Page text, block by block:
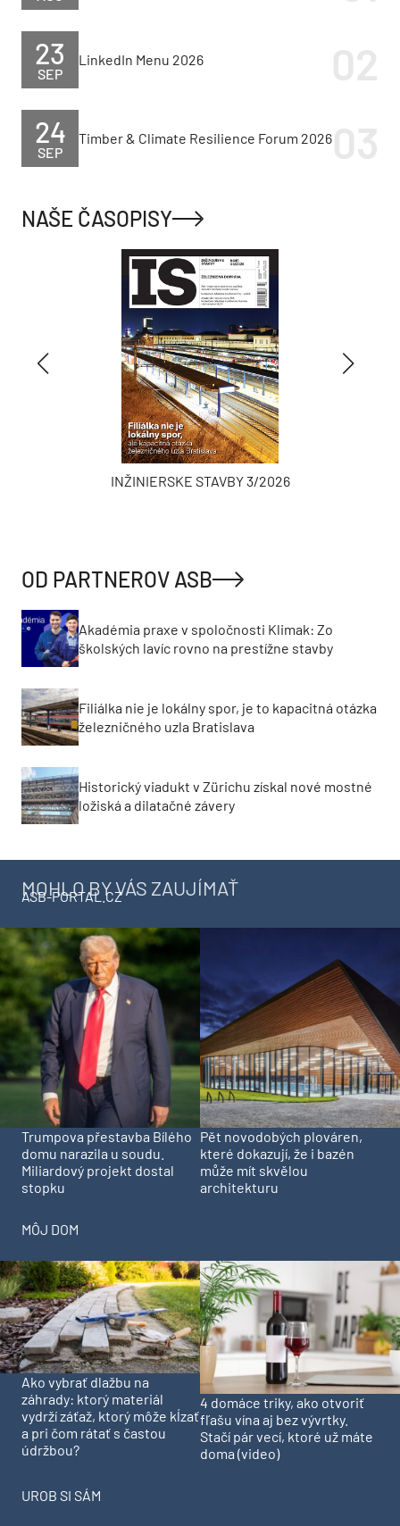
SEP
23 LinkedIn Menu 2026
SEP
24 Timber & Climate Resilience Forum 2026
NAŠE ČASOPISY
INŽINIERSKE STAVBY 3/2026
OD PARTNEROV ASB
Akadémia praxe v spoločnosti Klimak: Zo
školských lavíc rovno na prestížne stavby
Filiálka nie je lokálny spor, je to kapacitná otázka
železničného uzla Bratislava
Historický viadukt v Zürichu získal nové mostné
ložiská a dilatačné závery
MOHLO BY VÁS ZAUJÍMAŤ
ASB-PORTAL.CZ
Trumpova přestavba Bílého
domu narazila u soudu.
Miliardový projekt dostal
stopku
Pět novodobých plováren,
které dokazují, že i bazén
může mít skvělou
architekturu
MÔJ DOM
Ako vybrať dlažbu na
záhrady: ktorý materiál
vydrží záťaž, ktorý môže kĺzať
a pri čom rátať s častou
údržbou?
4 domáce triky, ako otvoriť
fľašu vína aj bez vývrtky.
Stačí pár vecí, ktoré už máte
doma (video)
UROB SI SÁM